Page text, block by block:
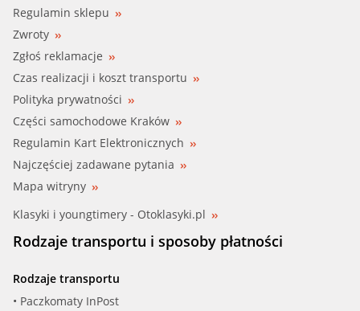
Regulamin sklepu
Zwroty
Zgłoś reklamacje
Czas realizacji i koszt transportu
Polityka prywatności
Części samochodowe Kraków
Regulamin Kart Elektronicznych
Najczęściej zadawane pytania
Mapa witryny
Klasyki i youngtimery - Otoklasyki.pl
Rodzaje transportu i sposoby płatności
Rodzaje transportu
• Paczkomaty InPost